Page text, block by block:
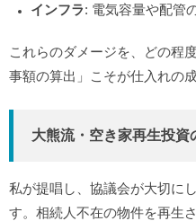
インフラ: 電気容量や配管
これらのダメージを、どの程
事額の算出」こそが仕入れの
大熊流・空き家再生投
私が提唱し、協議会が大切に
す。相続人不在の物件を再生